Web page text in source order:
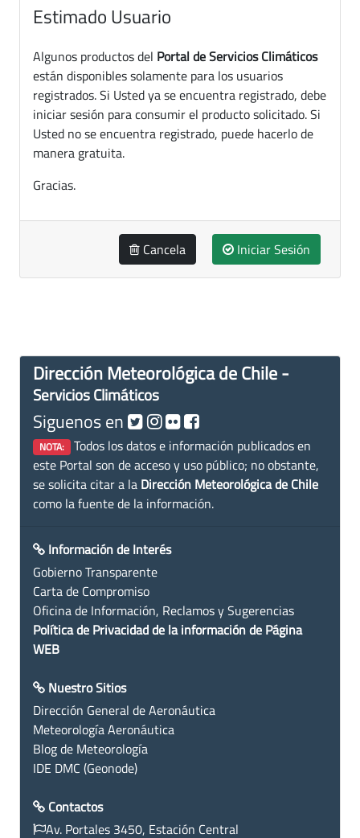
Estimado Usuario
Algunos productos del Portal de Servicios Climáticos
están disponibles solamente para los usuarios
registrados. Si Usted ya se encuentra registrado, debe
iniciar sesión para consumir el producto solicitado. Si
Usted no se encuentra registrado, puede hacerlo de
manera gratuita.
Gracias.
Cancela Iniciar Sesión
Dirección Meteorológica de Chile -
Servicios Climáticos
Siguenos en
NOTA: Todos los datos e información publicados en
este Portal son de acceso y uso público; no obstante,
se solicita citar a la Dirección Meteorológica de Chile
como la fuente de la información.
Información de Interés
Gobierno Transparente
Carta de Compromiso
Oficina de Información, Reclamos y Sugerencias
Política de Privacidad de la información de Página
WEB
Nuestro Sitios
Dirección General de Aeronáutica
Meteorología Aeronáutica
Blog de Meteorología
IDE DMC (Geonode)
Contactos
Av. Portales 3450, Estación Central